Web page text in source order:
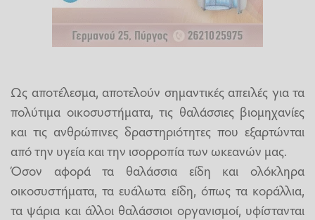
Ως αποτέλεσμα, αποτελούν σημαντικές απειλές για τα
πολύτιμα οικοσυστήματα, τις θαλάσσιες βιομηχανίες
και τις ανθρώπινες δραστηριότητες που εξαρτώνται
από την υγεία και την ισορροπία των ωκεανών μας.
Όσον αφορά τα θαλάσσια είδη και ολόκληρα
οικοσυστήματα, τα ευάλωτα είδη, όπως τα κοράλλια,
τα ψάρια και άλλοι θαλάσσιοι οργανισμοί, υφίστανται